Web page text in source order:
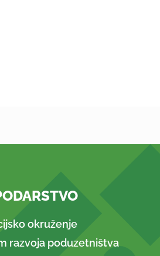
okruženje
razvoja poduzetništva